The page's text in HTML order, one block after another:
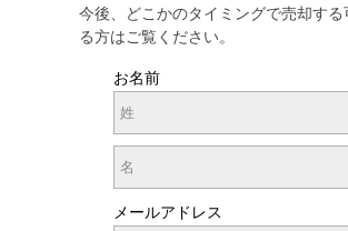
今後、どこかのタイミングで売却する
る方はご覧ください。
お名前
メールアドレス